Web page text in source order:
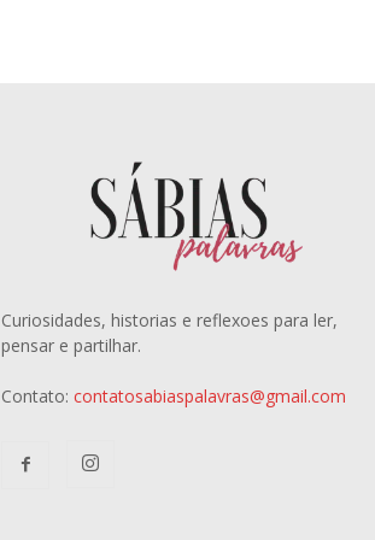
Curiosidades, historias e reflexoes para ler,
pensar e partilhar.
Contato: contatosabiaspalavras@gmail.com